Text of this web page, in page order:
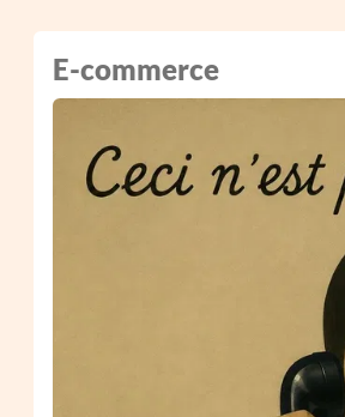
E-commerce